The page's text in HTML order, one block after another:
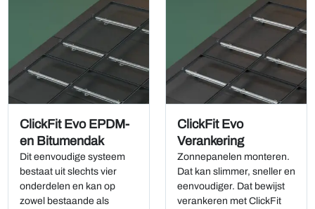
ClickFit Evo EPDM-
en Bitumendak
Dit eenvoudige systeem
bestaat uit slechts vier
onderdelen en kan op
zowel bestaande als
ClickFit Evo
Verankering
Zonnepanelen monteren.
Dat kan slimmer, sneller en
eenvoudiger. Dat bewijst
verankeren met ClickFit